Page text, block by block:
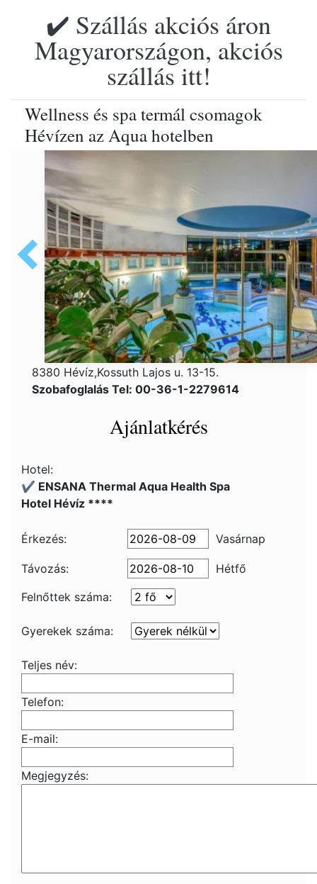
✔️ Szállás akciós áron
Magyarországon, akciós
szállás itt!
Wellness és spa termál csomagok
Hévízen az Aqua hotelben
8380 Hévíz,Kossuth Lajos u. 13-15.
Szobafoglalás Tel: 00-36-1-2279614
Ajánlatkérés
Hotel:
✔️ ENSANA Thermal Aqua Health Spa
Hotel Hévíz ****
Érkezés: Vasárnap
Távozás:
Hétfő
Felnőttek száma:
Gyerekek száma:
Teljes név:
Telefon:
E-mail:
Megjegyzés: